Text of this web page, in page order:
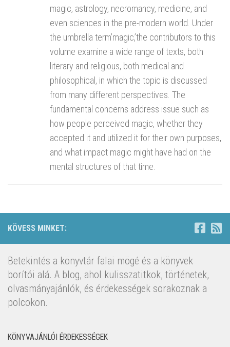
magic, astrology, necromancy, medicine, and
even sciences in the pre-modern world. Under
the umbrella term’magic,’the contributors to this
volume examine a wide range of texts, both
literary and religious, both medical and
philosophical, in which the topic is discussed
from many different perspectives. The
fundamental concerns address issue such as
how people perceived magic, whether they
accepted it and utilized it for their own purposes,
and what impact magic might have had on the
mental structures of that time.
KÖVESS MINKET:
Betekintés a könyvtár falai mögé és a könyvek
borítói alá. A blog, ahol kulisszatitkok, történetek,
olvasmányajánlók, és érdekességek sorakoznak a
polcokon.
KÖNYVAJÁNLÓI ÉRDEKESSÉGEK